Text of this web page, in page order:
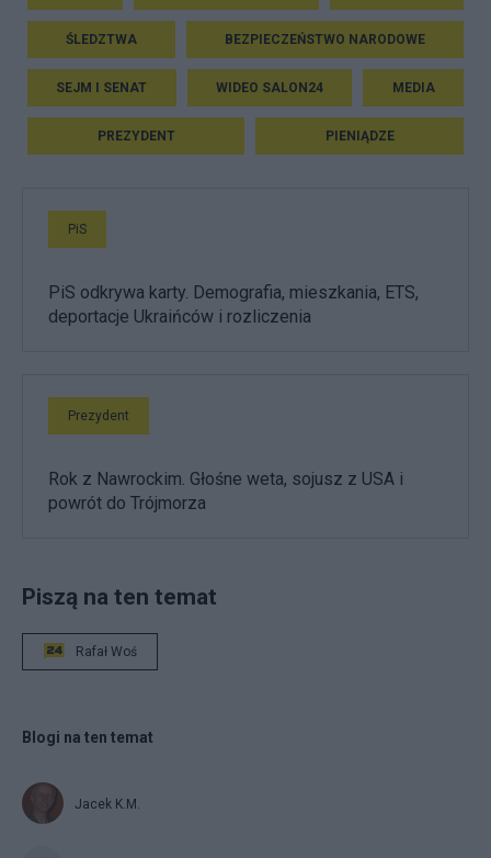
ŚLEDZTWA BEZPIECZEŃSTWO NARODOWE
SEJM I SENAT WIDEO SALON24 MEDIA
PREZYDENT PIENIĄDZE
PiS
PiS odkrywa karty. Demografia, mieszkania, ETS,
deportacje Ukraińców i rozliczenia
Prezydent
Rok z Nawrockim. Głośne weta, sojusz z USA i
powrót do Trójmorza
Piszą na ten temat
Rafał Woś
Blogi na ten temat
Jacek K.M.